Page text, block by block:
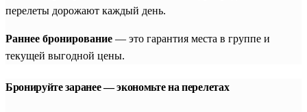
перелеты дорожают каждый день.
Раннее бронирование — это гарантия места в группе и
текущей выгодной цены.
Бронируйте заранее — экономьте на перелетах